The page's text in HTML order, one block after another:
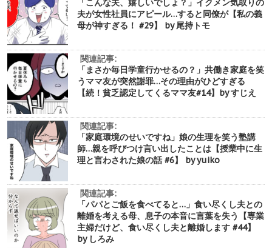
「こんな夫、嬉しいでしょ？」イクメン気取りの
夫が女性社員にアピール…すると同僚が【私の義
母が神すぎる！ #29】 by 尾持トモ
関連記事:
「まさか毎日学童行かせるの？」共働き家庭を笑
うママ友が突然謝罪…その理由がひどすぎる
【続！貧乏認定してくるママ友#14】by すじえ
関連記事:
「家庭環境のせいですね」娘の生理を笑う塾講
師…親を呼びつけ言い出したことは【授業中に生
理と言わされた娘の話 #6】 by yuiko
関連記事:
「パパとご飯を食べてると…」食い尽くし夫との
離婚を考える母、息子の本音に言葉を失う【専業
主婦だけど、食い尽くし夫と離婚します #44】
by しろみ